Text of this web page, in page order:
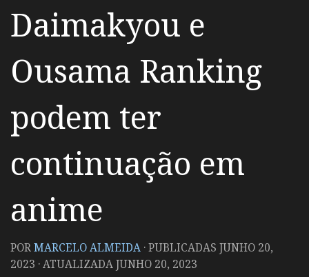
Daimakyou e
Ousama Ranking
podem ter
continuação em
anime
PORMARCELO ALMEIDA · PUBLICADAS JUNHO 20,
2023 · ATUALIZADAJUNHO 20, 2023